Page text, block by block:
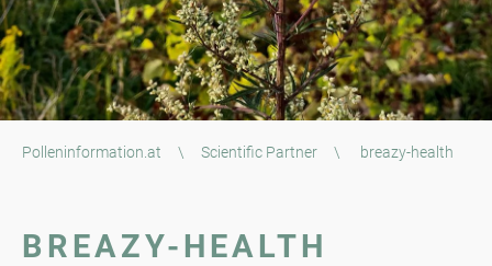
Polleninformation.at \ Scientific Partner \ breazy-health
BREAZY-HEALTH